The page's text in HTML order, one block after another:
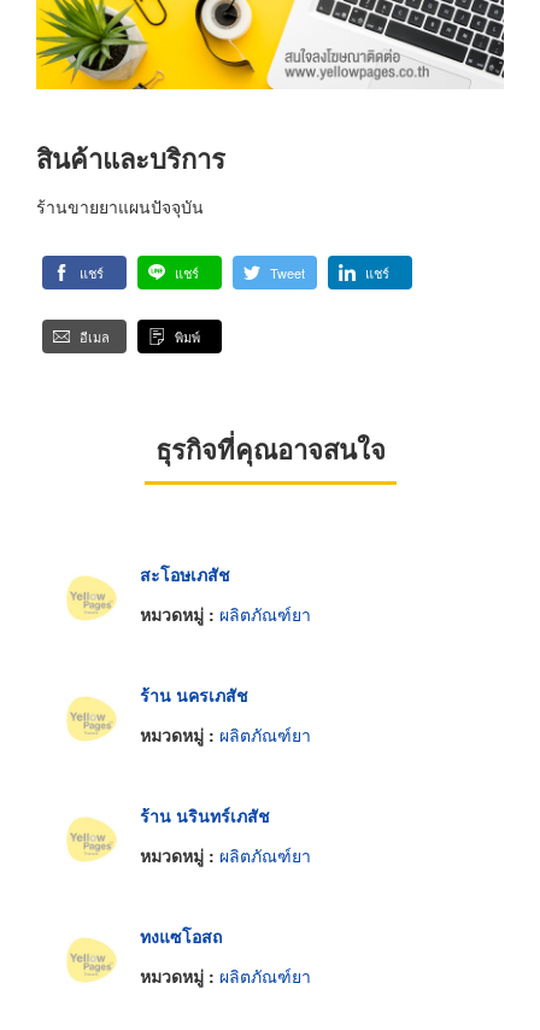
สินค้าและบริการ
ร้านขายยาแผนปัจจุบัน
แชร์ แชร์ Tweet แชร์
อีเมล พิมพ์
ธุรกิจที่คุณอาจสนใจ
สะโอษเภสัช
หมวดหมู่ : ผลิตภัณฑ์ยา
ร้าน นครเภสัช
หมวดหมู่ : ผลิตภัณฑ์ยา
ร้าน นรินทร์เภสัช
หมวดหมู่ : ผลิตภัณฑ์ยา
ทงแซโอสถ
หมวดหมู่ : ผลิตภัณฑ์ยา